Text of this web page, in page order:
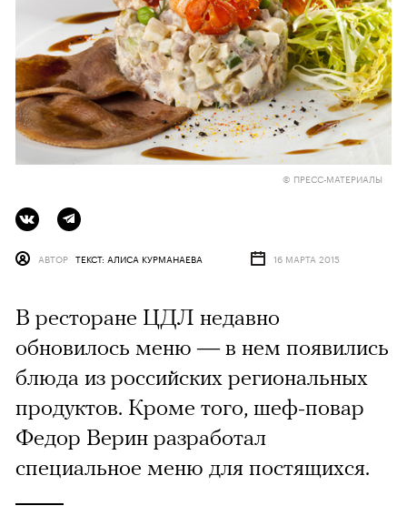
© ПРЕСС-МАТЕРИАЛЫ
АВТОР ТЕКСТ: АЛИСА КУРМАНАЕВА 16 МАРТА 2015
В ресторане ЦДЛ недавно
обновилось меню — в нем появились
блюда из российских региональных
продуктов. Кроме того, шеф-повар
Федор Верин разработал
специальное меню для постящихся.